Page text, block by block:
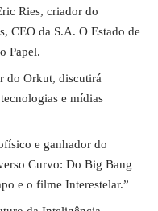
Ries, criador do
CEO da S.A. O Estado de
Papel.
do Orkut, discutirá
e mídias
e ganhador do
Curvo: Do Big Bang
e o filme Interestelar.”